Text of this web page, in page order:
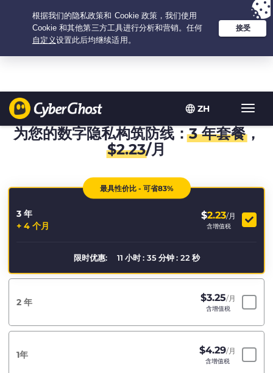
ZH
Your choice:The Best Dealfor 3.3333333333333-years at $2.23
/month
为您的数字隐私构筑防线：3 年套餐，
$2.23/月
最具性价比 - 可省83%
3 年
+ 4 个月
$2.23/月
含增值税
限时优惠: 11 小时 : 35 分钟 : 22 秒
2 年 $3.25/月
含增值税
1年 $4.29/月
含增值税